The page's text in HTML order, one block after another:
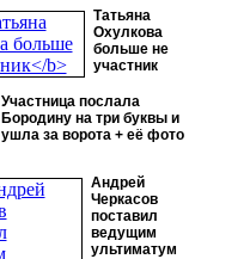
Татьяна
Охулкова
больше не
участник
Участница послала
Бородину на три буквы и
ушла за ворота + её фото
Андрей
Черкасов
поставил
ведущим
ультиматум